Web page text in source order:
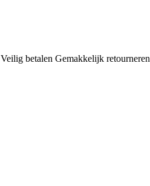
Veilig betalen Gemakkelijk retourneren